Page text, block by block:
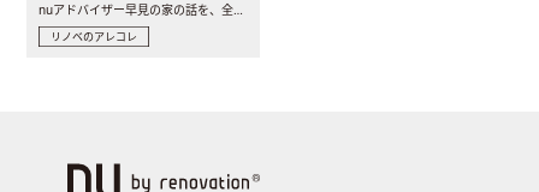
nuアドバイザー早見の家の話を、全4話でお届け。リノベーションを..
リノベのアレコレ